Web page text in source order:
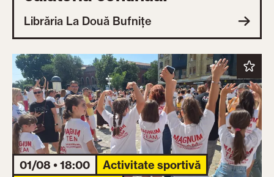
Librăria La Două Bufnițe
01/08 • 18:00
Activitate sportivă